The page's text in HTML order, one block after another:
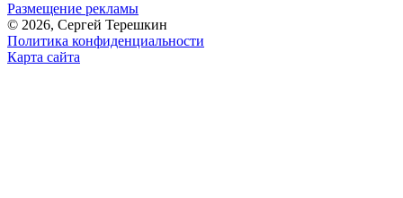
Размещение рекламы
© 2026, Сергей Терешкин
Политика конфиденциальности
Карта сайта